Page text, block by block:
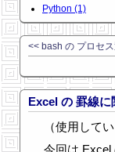
Python (1)
<< bash の プロセ
Excel の 罫線に
（使用して
今回は Excel